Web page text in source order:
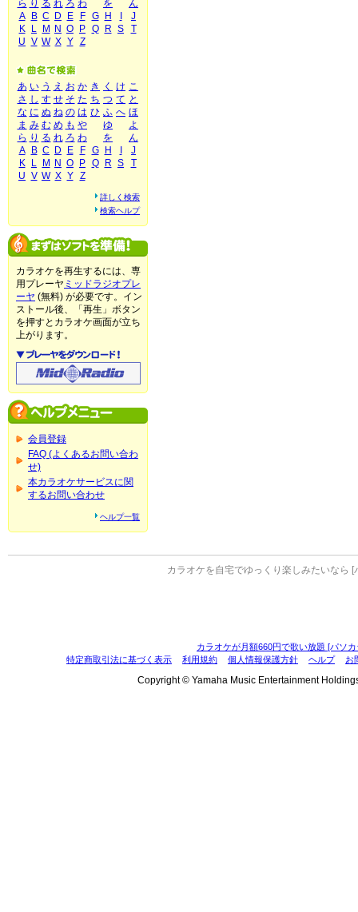
ら り る れ ろ わ を
ん
A
B C D E F G H
J
K
L M N O P Q R S
T
U V W X Y Z
あ い う え お か き く け こ
さ し す せ そ た ち つ て と
な に ぬ ね の は ひ ふ へ ほ
ま み む め も や ゆ
よ
ら り る れ ろ わ を
ん
A
B C D E F G H
J
K
L M N O P Q R S
T
U V W X Y Z
詳しく検索
検索ヘルプ
カラオケを再生するには、専
用プレーヤ ミッドラジオプレ
ーヤ (無料) が必要です。イン
ストール後、「再生」ボタン
を押すとカラオケ画面が立ち
上がります。
会員登録
FAQ (よくあるお問い合わ
せ)
本カラオケサービスに関
するお問い合わせ
ヘルプ一覧
カラオケを自宅でゆっくり楽しみたいなら [
カラオケが月額660円で歌い放題 [パソ
特定商取引法に基づく表示
利用規約 個人情報保護方針 ヘルプ お
Copyright © Yamaha Music Entertainment